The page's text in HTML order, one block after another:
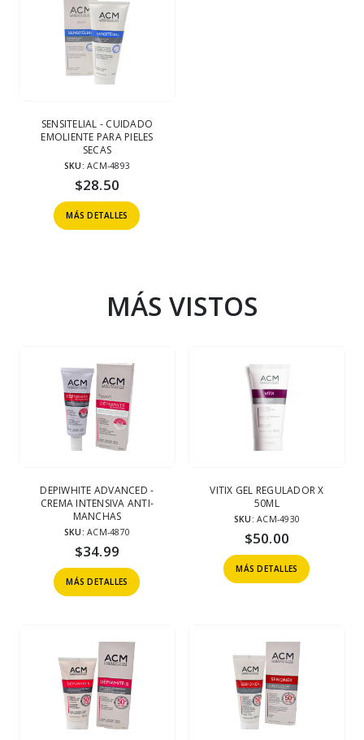
SENSITELIAL - CUIDADO
EMOLIENTE PARA PIELES
SECAS
SKU:ACM-4893
$28.50
MÁS DETALLES
MÁS VISTOS
DEPIWHITE ADVANCED -
CREMA INTENSIVA ANTI-
MANCHAS
SKU:ACM-4870
$34.99
MÁS DETALLES
VITIX GEL REGULADOR X
50ML
SKU:ACM-4930
$50.00
MÁS DETALLES